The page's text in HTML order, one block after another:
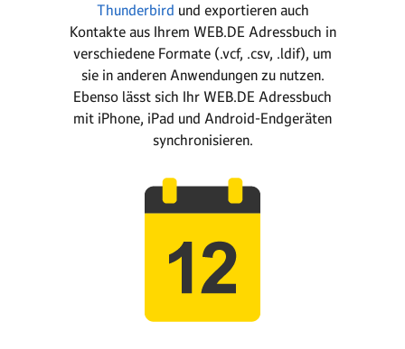
Thunderbird und exportieren auch
Kontakte aus Ihrem WEB.DE Adressbuch in
verschiedene Formate (.vcf, .csv, .ldif), um
sie in anderen Anwendungen zu nutzen.
Ebenso lässt sich Ihr WEB.DE Adressbuch
mit iPhone, iPad und Android-Endgeräten
synchronisieren.